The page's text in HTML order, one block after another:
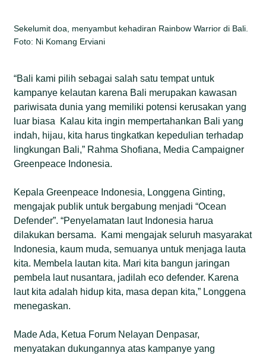
Sekelumit doa, menyambut kehadiran Rainbow Warrior di Bali.
Foto: Ni Komang Erviani
“Bali kami pilih sebagai salah satu tempat untuk
kampanye kelautan karena Bali merupakan kawasan
pariwisata dunia yang memiliki potensi kerusakan yang
luar biasa Kalau kita ingin mempertahankan Bali yang
indah, hijau, kita harus tingkatkan kepedulian terhadap
lingkungan Bali,” Rahma Shofiana, Media Campaigner
Greenpeace Indonesia.
Kepala Greenpeace Indonesia, Longgena Ginting,
mengajak publik untuk bergabung menjadi “Ocean
Defender”. “Penyelamatan laut Indonesia harua
dilakukan bersama. Kami mengajak seluruh masyarakat
Indonesia, kaum muda, semuanya untuk menjaga lauta
kita. Membela lautan kita. Mari kita bangun jaringan
pembela laut nusantara, jadilah eco defender. Karena
laut kita adalah hidup kita, masa depan kita,” Longgena
menegaskan.
Made Ada, Ketua Forum Nelayan Denpasar,
menyatakan dukungannya atas kampanye yang